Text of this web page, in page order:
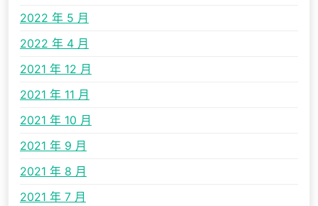
2022 年 5 月
2022 年 4 月
2021 年 12 月
2021 年 11 月
2021 年 10 月
2021 年 9 月
2021 年 8 月
2021 年 7 月